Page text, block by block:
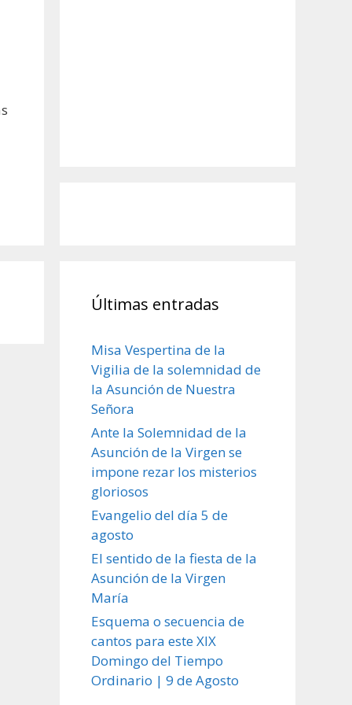
Últimas entradas
Misa Vespertina de la
Vigilia de la solemnidad de
la Asunción de Nuestra
Señora
Ante la Solemnidad de la
Asunción de la Virgen se
impone rezar los misterios
gloriosos
Evangelio del día 5 de
agosto
El sentido de la fiesta de la
Asunción de la Virgen
María
Esquema o secuencia de
cantos para este XIX
Domingo del Tiempo
Ordinario | 9 de Agosto